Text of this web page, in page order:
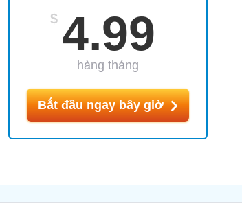
$ 4.99
hàng tháng
Bắt đầu ngay bây giờ